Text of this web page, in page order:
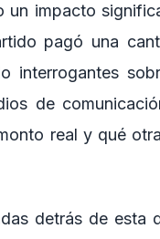
un impacto
pagó una
interrogantes
de
real y qué
detrás de esta